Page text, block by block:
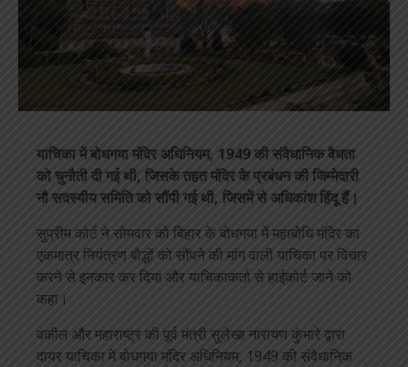
याचिका में बोधगया मंदिर अधिनियम, 1949 की संवैधानिक वैधता
को चुनौती दी गई थी, जिसके तहत मंदिर के प्रबंधन की जिम्मेदारी
नौ सदस्यीय समिति को सौंपी गई थी, जिसमें से अधिकांश हिंदू हैं।
सुप्रीम कोर्ट ने सोमवार को बिहार के बोधगया में महाबोधि मंदिर का
एकमात्र नियंत्रण बौद्धों को सौंपने की मांग वाली याचिका पर विचार
करने से इनकार कर दिया और याचिकाकर्ता से हाईकोर्ट जाने को
कहा।
वकील और महाराष्ट्र की पूर्व मंत्री सुलेखा नारायण कुंभारे द्वारा
दायर याचिका में बोधगया मंदिर अधिनियम, 1949 की संवैधानिक